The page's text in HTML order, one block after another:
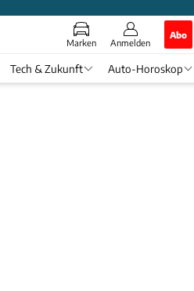
Marken Anmelden
Abo
Tech & Zukunft Auto-Horoskop